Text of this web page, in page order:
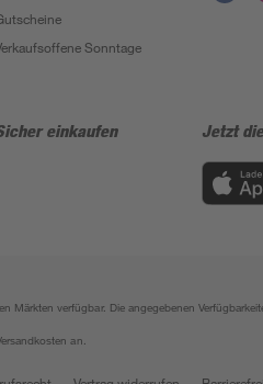
Sonntage
einkaufen Jetzt
verfügbar. Die angegebenen
an.